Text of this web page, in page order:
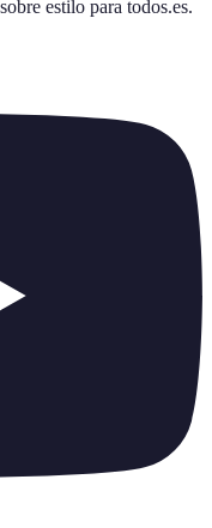
estilo para todos.es.